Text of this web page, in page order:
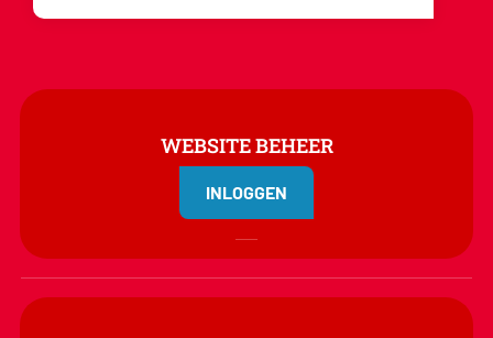
WEBSITE BEHEER
INLOGGEN